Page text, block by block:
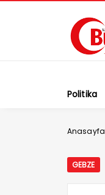
Politika
Anasayfa
GEBZE